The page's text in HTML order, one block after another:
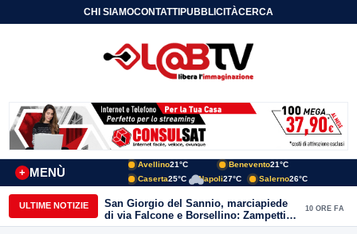
CHI SIAMOCONTATTIPUBBLICITÀCERCA
MENÙ
+
Avellino21°C Benevento21°C
Caserta25°C Napoli27°C Salerno26°C
ULTIME NOTIZIE
San Giorgio del Sannio, marciapiede
di via Falcone e Borsellino: Zampetti e
Lombardi replicano alle polemiche
10 ORE FA